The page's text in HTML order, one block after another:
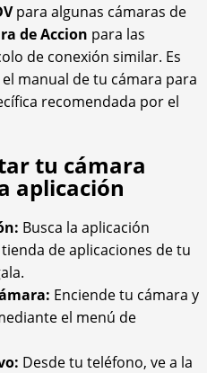
para algunas cámaras de
de Accion para las
de conexión similar. Es
manual de tu cámara para
recomendada por el
tu cámara
aplicación
Busca la aplicación
de aplicaciones de tu
Enciende tu cámara y
el menú de
Desde tu teléfono, ve a la